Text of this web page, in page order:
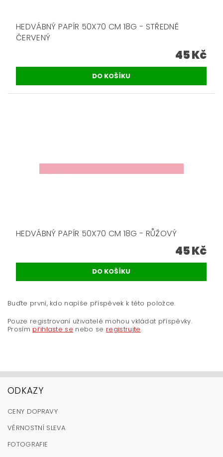
HEDVÁBNÝ PAPÍR 50X70 CM 18G - STŘEDNĚ
ČERVENÝ
45 Kč
HEDVÁBNÝ PAPÍR 50X70 CM 18G - RŮŽOVÝ
45 Kč
Buďte první, kdo napíše příspěvek k této položce.
Pouze registrovaní uživatelé mohou vkládat příspěvky.
Prosím přihlaste se nebo se registrujte.
ODKAZY
CENY DOPRAVY
VĚRNOSTNÍ SLEVA
FOTOGRAFIE